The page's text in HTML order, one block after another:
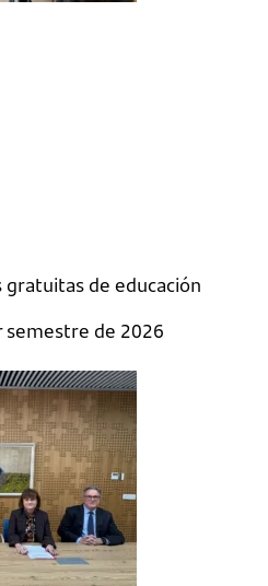
gratuitas de educación
de 2026